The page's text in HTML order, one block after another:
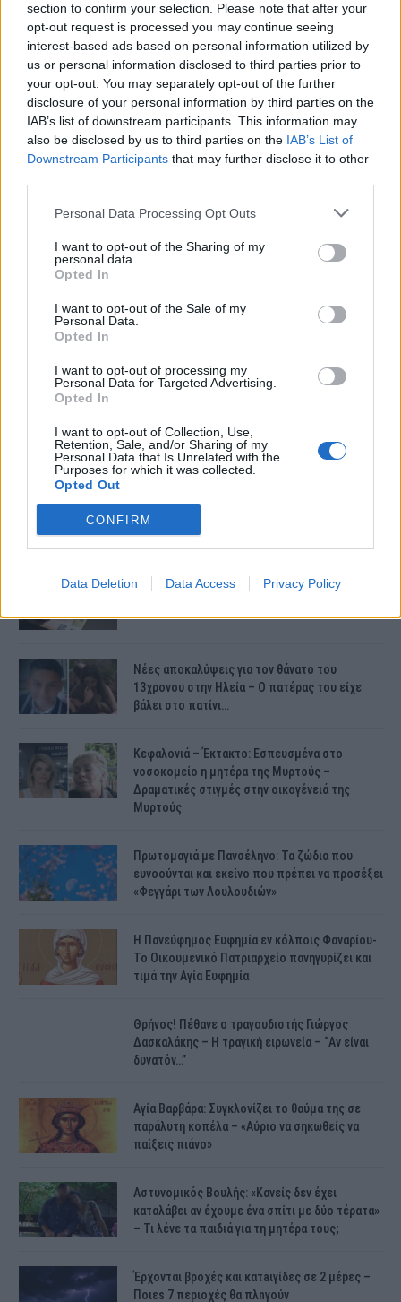
section to confirm your selection. Please note that after your
opt-out request is processed you may continue seeing
interest-based ads based on personal information utilized by
us or personal information disclosed to third parties prior to
your opt-out. You may separately opt-out of the further
disclosure of your personal information by third parties on the
IAB’s list of downstream participants. This information may
also be disclosed by us to third parties on the IAB’s List of
Downstream Participants that may further disclose it to other
Personal Data Processing Opt Outs
I want to opt-out of the Sharing of my
personal data.
Opted In
I want to opt-out of the Sale of my
Personal Data.
Opted In
I want to opt-out of processing my
Personal Data for Targeted Advertising.
Opted In
I want to opt-out of Collection, Use,
Retention, Sale, and/or Sharing of my
Personal Data that Is Unrelated with the
Purposes for which it was collected.
Opted Out
CONFIRM
Data Deletion Data Access Privacy Policy
μπροστά από το πατρικό του»,
αποκάλυψε. Σύμφωνα με την
εκπομπή, “Super Katerina” η σύζυγος
και η κόρη του συγκίνησαν με την
πρωτοβουλία τους, αφού έδωσαν
χρήματα σε εστιατόριο της Αθήνας,
για να ετοιμάσει φαγητό σε 100
οικογένειες που το είχαν ανάγκη.
Δείτε το βίντεο – Η κίνηση
ανθρωπιάς της συζύγου και
της κόρης του Βασίλη Καρρά
ΤΕΛΕΥΤΑΙΕΣ ΕΙΔΗΣΕΙΣ
Συντάξεις Ιουνίου 2026: Τι θα ισχύσει; Πότε θα
Νέες αποκαλύψεις για τον θάνατο του
13χρονου στην Ηλεία – Ο πατέρας του είχε
βάλει στο πατίνι…
Κεφαλονιά – Έκτακτο: Εσπευσμένα στο
νοσοκομείο η μητέρα της Μυρτούς –
Δραματικές στιγμές στην οικογένειά της
Μυρτούς
Πρωτομαγιά με Πανσέληνο: Τα ζώδια που
ευνοούνται και εκείνο που πρέπει να προσέξει
«Φεγγάρι των Λουλουδιών»
H Πανεύφημος Ευφημία εν κόλποις Φαναρίου-
Το Οικουμενικό Πατριαρχείο πανηγυρίζει και
τιμά την Αγία Ευφημία
Θρήνος! Πέθανε ο τραγουδιστής Γιώργος
Δασκαλάκης – Η τραγική ειρωνεία – “Αν είναι
δυνατόν…”
Αγία Βαρβάρα: Συγκλονίζει το θαύμα της σε
παράλυτη κοπέλα – «Αύριο να σηκωθείς να
παίξεις πιάνο»
Αστυνομικός Bουλής: «Κανείς δεν έχει
καταλάβει αν έχουμε ένα σπίτι με δύο τέρατα»
– Τι λένε τα παιδιά για τη μητέρα τους;
Έρχονται βροχές και κατaιγίδες σε 2 μέpες –
Ποιεs 7 πεpιοχές θα πλnγούν